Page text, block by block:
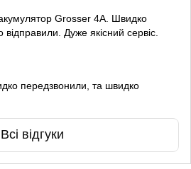
Grosser 4A. Швидко
Дуже якісний сервіс.
передзвонили, та швидко
Всі відгуки